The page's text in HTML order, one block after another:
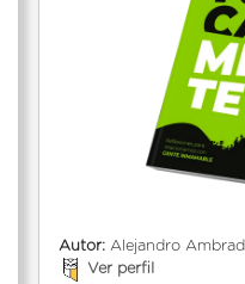
Autor: Alejandro Ambrad
Ver perfil